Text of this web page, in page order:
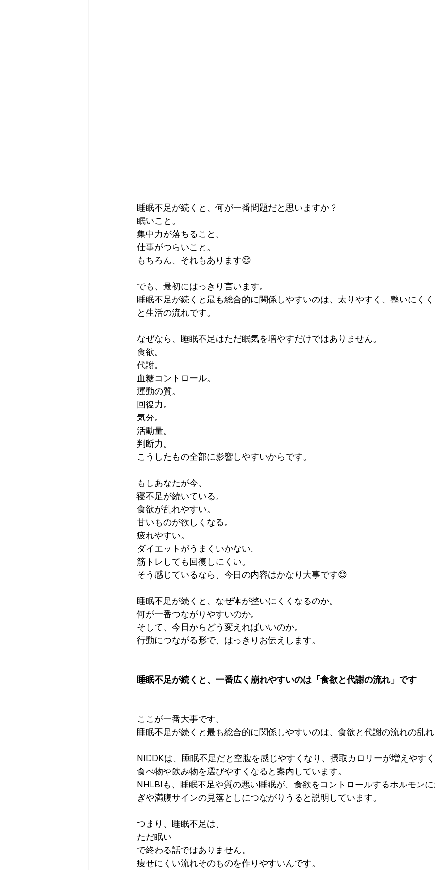
睡眠不足が続くと、何が一番問題だと思いますか？
眠いこと。
集中力が落ちること。
仕事がつらいこと。
もちろん、それもあります😌
でも、最初にはっきり言います。
睡眠不足が続くと最も総合的に関係しやすいのは、太りやすく、整いにく
と生活の流れです。
なぜなら、睡眠不足はただ眠気を増やすだけではありません。
食欲。
代謝。
血糖コントロール。
運動の質。
回復力。
気分。
活動量。
判断力。
こうしたもの全部に影響しやすいからです。
もしあなたが今、
寝不足が続いている。
食欲が乱れやすい。
甘いものが欲しくなる。
疲れやすい。
ダイエットがうまくいかない。
筋トレしても回復しにくい。
そう感じているなら、今日の内容はかなり大事です😊
睡眠不足が続くと、なぜ体が整いにくくなるのか。
何が一番つながりやすいのか。
そして、今日からどう変えればいいのか。
行動につながる形で、はっきりお伝えします。
睡眠不足が続くと、一番広く崩れやすいのは「食欲と代謝の流れ」です
ここが一番大事です。
睡眠不足が続くと最も総合的に関係しやすいのは、食欲と代謝の流れの乱
NIDDKは、睡眠不足だと空腹を感じやすくなり、摂取カロリーが増えやす
食べ物や飲み物を選びやすくなると案内しています。
NHLBIも、睡眠不足や質の悪い睡眠が、食欲をコントロールするホルモン
ぎや満腹サインの見落としにつながりうると説明しています。
つまり、睡眠不足は、
ただ眠い
で終わる話ではありません。
痩せにくい流れそのものを作りやすいんです。